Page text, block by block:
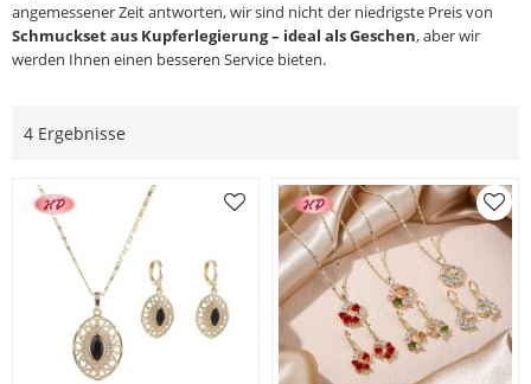
angemessener Zeit antworten, wir sind nicht der niedrigste Preis von
Schmuckset aus Kupferlegierung – ideal als Geschen, aber wir
werden Ihnen einen besseren Service bieten.
4 Ergebnisse